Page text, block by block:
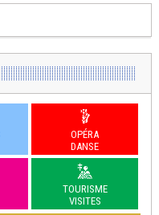
OPÉRA
DANSE
TOURISME
VISITES